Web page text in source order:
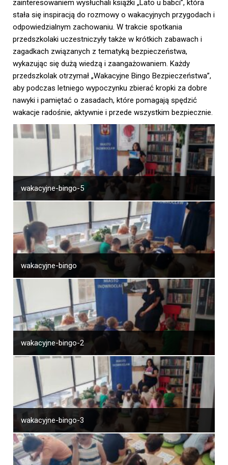
zainteresowaniem wysłuchali książki „Lato u babci”, która
stała się inspiracją do rozmowy o wakacyjnych przygodach i
odpowiedzialnym zachowaniu. W trakcie spotkania
przedszkolaki uczestniczyły także w krótkich zabawach i
zagadkach związanych z tematyką bezpieczeństwa,
wykazując się dużą wiedzą i zaangażowaniem. Każdy
przedszkolak otrzymał „Wakacyjne Bingo Bezpieczeństwa”,
aby podczas letniego wypoczynku zbierać kropki za dobre
nawyki i pamiętać o zasadach, które pomagają spędzić
wakacje radośnie, aktywnie i przede wszystkim bezpiecznie.
wakacyjne-bingo-5
wakacyjne-bingo
wakacyjne-bingo-2
wakacyjne-bingo-3